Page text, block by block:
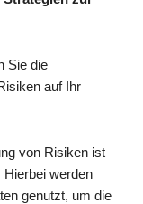
Sie die
auf Ihr
von Risiken ist
werden
genutzt, um die